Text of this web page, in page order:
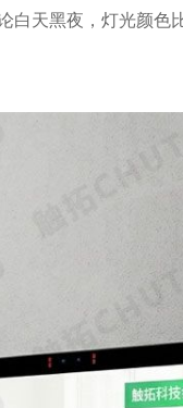
天黑夜，灯光颜色